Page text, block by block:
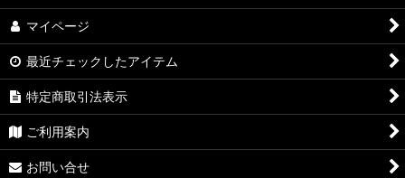
マイページ
最近チェックしたアイテム
特定商取引法表示
ご利用案内
お問い合せ